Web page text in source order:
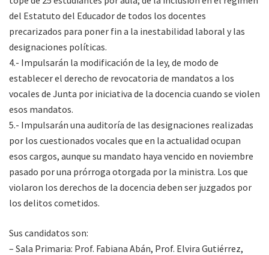
del Estatuto del Educador de todos los docentes
precarizados para poner fin a la inestabilidad laboral y las
designaciones políticas.
4.- Impulsarán la modificación de la ley, de modo de
establecer el derecho de revocatoria de mandatos a los
vocales de Junta por iniciativa de la docencia cuando se violen
esos mandatos.
5.- Impulsarán una auditoría de las designaciones realizadas
por los cuestionados vocales que en la actualidad ocupan
esos cargos, aunque su mandato haya vencido en noviembre
pasado por una prórroga otorgada por la ministra. Los que
violaron los derechos de la docencia deben ser juzgados por
los delitos cometidos.
Sus candidatos son:
– Sala Primaria: Prof. Fabiana Abán, Prof. Elvira Gutiérrez,